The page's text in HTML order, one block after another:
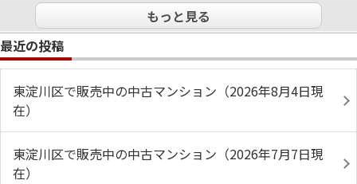
もっと見る
最近の投稿
東淀川区で販売中の中古マンション（2026年8月4日現
在）
東淀川区で販売中の中古マンション（2026年7月7日現
在）